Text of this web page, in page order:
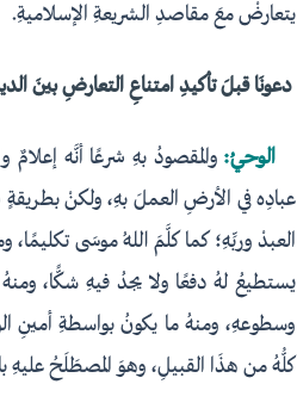
يتعارضْ معَ مقاصدِ الشريعةِ الإسلاميةِ.
دعونَا قبلَ تأكيدِ امتناعِ التعارضِ بينَ
الوحيُ: والمقصودُ بهِ شرعًا أنَّه إعلامٌ
عبادِه في الأرضِ العملَ بهِ، ولكنْ
العبدْ وربِّهِ؛ كما كلَّمَ اللهُ موسَى
يستطيعُ لهُ دفعًا ولا يجدُ فيهِ شكًّا،
وسطوعهِ، ومنهُ ما يكونُ بواسطةِ أمينِ
كلُّهُ من هذَا القبيلِ، وهوَ المصطَلَحُ عليهِ